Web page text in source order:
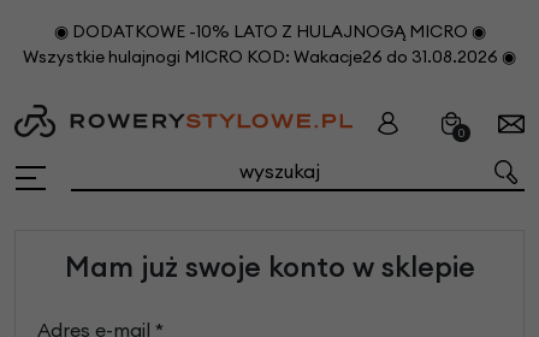
◉ DODATKOWE -10% LATO Z HULAJNOGĄ MICRO ◉
Wszystkie hulajnogi MICRO KOD: Wakacje26 do 31.08.2026 ◉
0
Mam już swoje konto w sklepie
Adres e-mail *